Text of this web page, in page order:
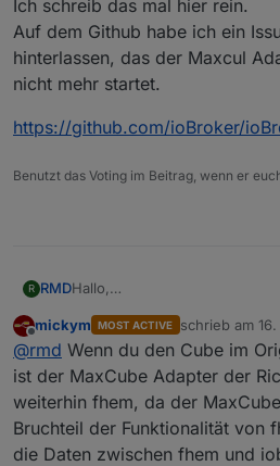
Ich schreib das mal hier rein.
Auf dem Github habe ich ein
hinterlassen, das der Maxcul
nicht mehr startet.
https://github.com/ioBroker/
Benutzt das Voting im Beitrag, wenn er
R RMDHallo,
Hier erstmal die Ausgabe von
Cube über LAN verbunden.
Bus 001 Device 006: ID
Bus 001 Device 005: ID
Bus 001 Device 004: ID
Bus 001 Device 003: ID
Bus 001 Device 002: ID
Bus 001 Device 001: ID
Den Verlauf aus dem Link
probiert, allerdings klappt es
In fhem wird der Adapter
funktioniert auch.
Danke
Offline
mickym MOST ACTIVE schrieb am
zuletzt editiert
@rmd Wenn du den Cube im
ist der MaxCube Adapter der
weiterhin fhem, da der
Bruchteil der Funktionalität von
die Daten zwischen fhem und